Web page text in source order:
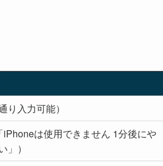
り入力可能）
iPhoneは使用できません 1分後にや
」）